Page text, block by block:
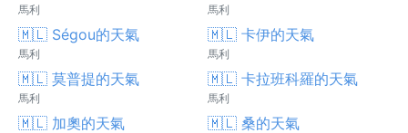
馬利 馬利
🇲🇱 Ségou的天氣
馬利
🇲🇱 卡伊的天氣
馬利
🇲🇱 莫普提的天氣
馬利
🇲🇱 卡拉班科羅的天氣
馬利
🇲🇱 加奧的天氣 🇲🇱 桑的天氣